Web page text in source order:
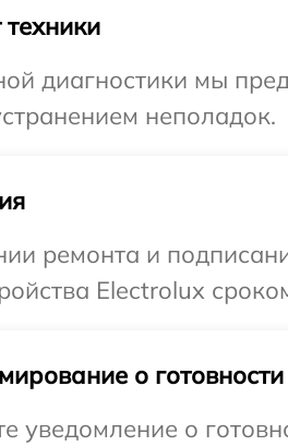
диагностики мы
неполадок.
ремонта и
Electrolux
о готовности
уведомление о